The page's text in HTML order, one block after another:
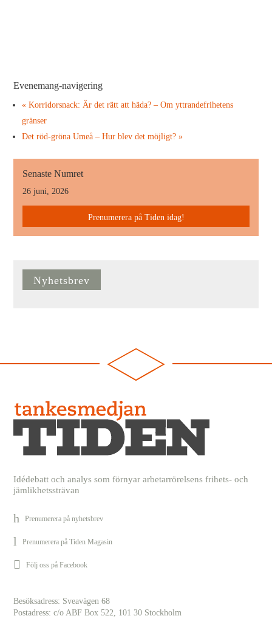
Evenemang-navigering
« Korridorsnack: Är det rätt att häda? – Om yttrandefrihetens
gränser
Det röd-gröna Umeå – Hur blev det möjligt?»
Senaste Numret
26 juni, 2026
Prenumerera på Tiden idag!
Nyhetsbrev
Idédebatt och analys som förnyar arbetarrörelsens frihets- och
jämlikhetssträvan
Prenumerera på nyhetsbrev
Prenumerera på Tiden Magasin
Följ oss på Facebook
Besöksadress: Sveavägen 68
Postadress: c/o ABF Box 522, 101 30 Stockholm